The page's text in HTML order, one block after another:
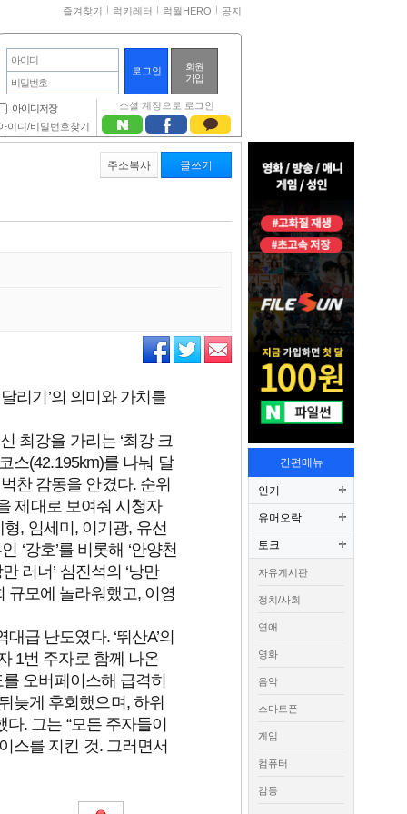
즐겨찾기 럭키레터 럭월HERO 공지
아이디
비밀번호
회원
가입
아이디저장
이디/비밀번호찾기
소셜 계정으로 로그인
간편메뉴
인기
유머오락
토크
자유게시판
정치/사회
연애
영화
음악
스마트폰
게임
컴퓨터
감동
주소복사 글쓰기
리기’의 의미와 가치를
최강을 가리는 ‘최강 크
스(42.195km)를 나눠 달
찬 감동을 안겼다. 순위
제대로 보여줘 시청자
형, 임세미, 이기광, 유선
‘강호’를 비롯해 ‘안양천
만 러너’ 심진석의 ‘낭만
규모에 놀라워했고, 이영
급 난도였다. ‘뛰산A’의
1번 주자로 함께 나온
오버페이스해 급격히
늦게 후회했으며, 하위
. 그는 “모든 주자들이
스를 지킨 것. 그러면서